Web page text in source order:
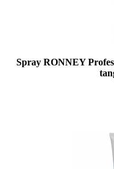
Spray RONNEY